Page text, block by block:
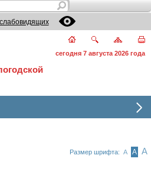
сегодня 7 августа 2026 года
Размер шрифта: А А А